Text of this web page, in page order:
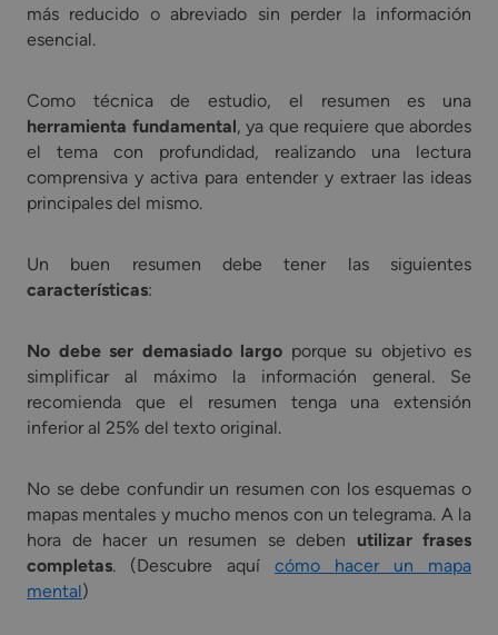
más reducido o abreviado sin perder la información
esencial.
Como técnica de estudio, el resumen es una
herramienta fundamental, ya que requiere que abordes
el tema con profundidad, realizando una lectura
comprensiva y activa para entender y extraer las ideas
principales del mismo.
Un buen resumen debe tener las siguientes
características:
No debe ser demasiado largo porque su objetivo es
simplificar al máximo la información general. Se
recomienda que el resumen tenga una extensión
inferior al 25% del texto original.
No se debe confundir un resumen con los esquemas o
mapas mentales y mucho menos con un telegrama. A la
hora de hacer un resumen se deben utilizar frases
completas. (Descubre aquí cómo hacer un mapa
mental)